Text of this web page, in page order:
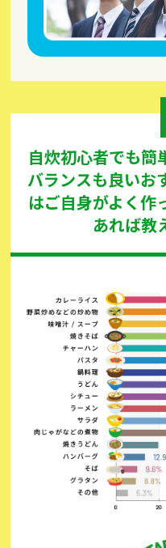
自炊初心者でも簡
バランスも良いお
はご自身がよく作
あれば教